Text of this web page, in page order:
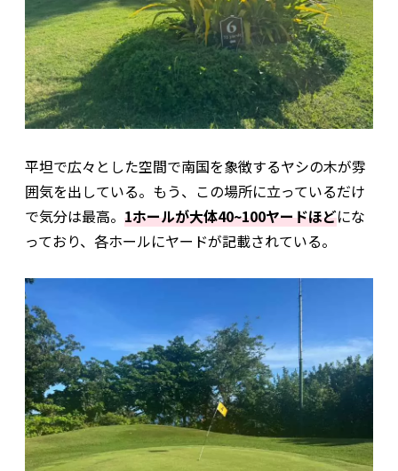
平坦で広々とした空間で南国を象徴するヤシの木が雰
囲気を出している。もう、この場所に立っているだけ
で気分は最高。 1ホールが大体40~100ヤードほどにな
っており、各ホールにヤードが記載されている。